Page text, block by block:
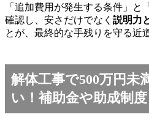
「追加費用が発生する条件」
確認し、安さだけでなく 説明力
とが、最終的な手残りを守る近
解体工事で500万円未
い！補助金や助成制